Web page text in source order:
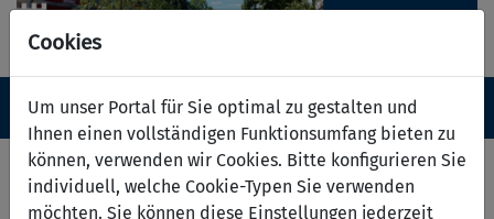
Cookies
Um unser Portal für Sie optimal zu gestalten und
Ihnen einen vollständigen Funktionsumfang bieten zu
können, verwenden wir Cookies. Bitte konfigurieren Sie
individuell, welche Cookie-Typen Sie verwenden
möchten. Sie können diese Einstellungen jederzeit
Navigation ein-/ausblenden
Menü
Wasserzähler Garten